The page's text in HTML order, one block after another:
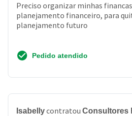
Preciso organizar minhas
planejamento financeiro, para
planejamento futuro
Pedido atendido
Isabellycontratou Consultores